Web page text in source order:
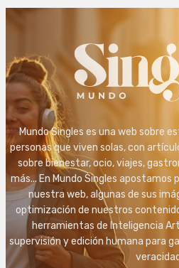
Mundo Singles es una web sobre
personas que viven solas, con
sobre bienestar, ocio, viajes,
más... En Mundo Singles apostamos
nuestra web, algunas de sus
optimización de nuestros
herramientas de Inteligencia
supervisión y edición humana para